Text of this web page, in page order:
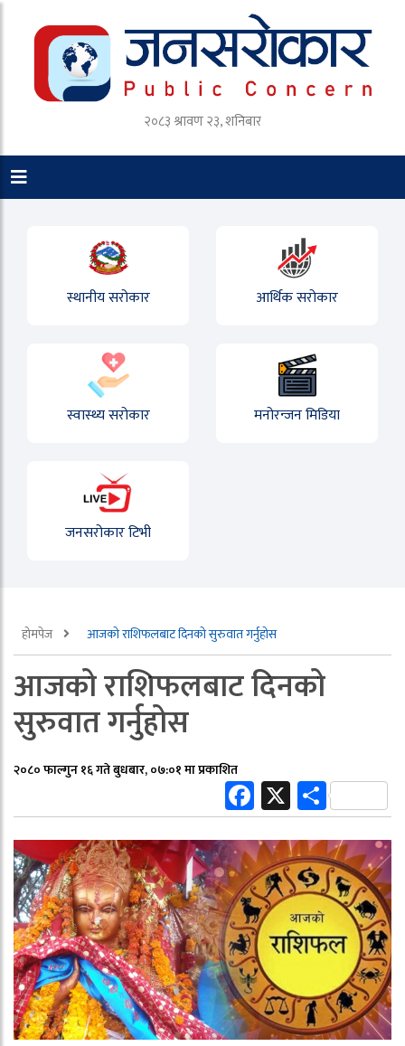
२०८३ श्रावण २३, शनिबार
स्थानीय सरोकार आर्थिक सरोकार
स्वास्थ्य सरोकार मनोरन्जन मिडिया
जनसरोकार टिभी
होमपेज आजको राशिफलबाट दिनको सुरुवात गर्नुहोस
आजको राशिफलबाट दिनको
सुरुवात गर्नुहोस
२०८० फाल्गुन १६ गते बुधबार, ०७:०१ मा प्रकाशित
Facebook
XShare